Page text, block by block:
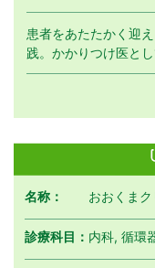
患者をあたたかく迎
践。かかりつけ医と
名称： おおくま
診療科目： 内科, 循環